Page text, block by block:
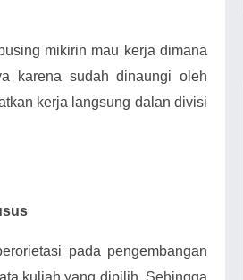
mikirin mau kerja dimana
karena sudah dinaungi oleh
kerja langsung dalan divisi
pada pengembangan
kuliah yang dipilih. Sehingga